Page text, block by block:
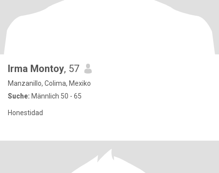
Irma Montoy, 57
Manzanillo, Colima, Mexiko
Suche: Männlich 50 - 65
Honestidad